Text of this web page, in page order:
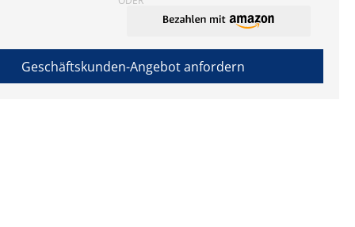
Geschäftskunden-Angebot anfordern